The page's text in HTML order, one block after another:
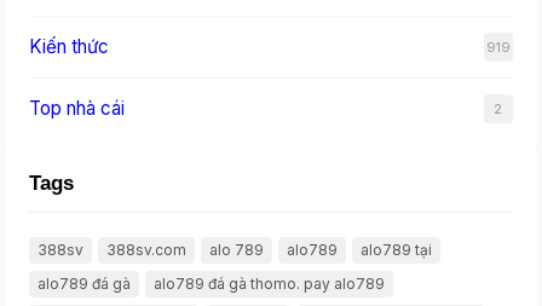
Kiến thức 919
Top nhà cái 2
Tags
388sv 388sv.com alo 789 alo789
alo789 tại
alo789 đá gà
alo789 đá gà thomo. pay alo789